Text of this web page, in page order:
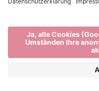
produced by